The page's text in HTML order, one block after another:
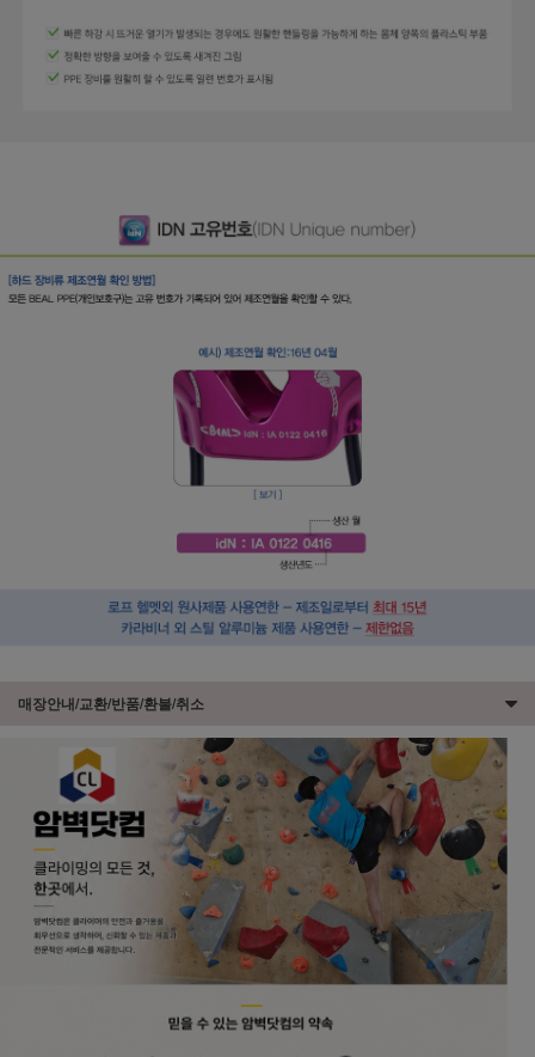
매장안내/교환/반품/환불/취소